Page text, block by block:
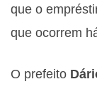
que o
que ocorrem
O prefeito